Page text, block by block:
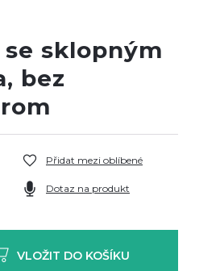
sklopným
bez
Přidat mezi oblíbené
Dotaz na produkt
VLOŽIT DO KOŠÍKU